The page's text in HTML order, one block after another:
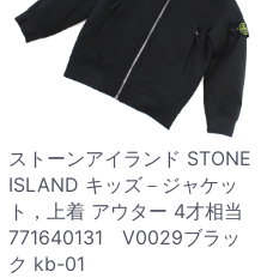
ストーンアイランド STONE
ISLAND キッズ－ジャケッ
ト，上着 アウター 4才相当
771640131 V0029ブラッ
ク kb-01